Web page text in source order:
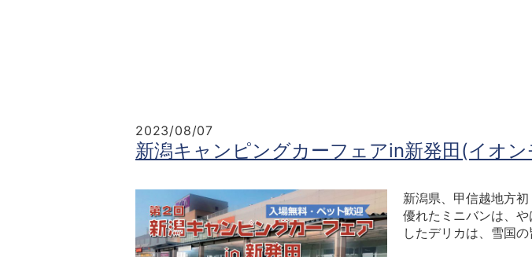
2023/08/07
新潟キャンピングカーフェアin新発田(イオ
新潟県、甲信越地方
優れたミニバンは、
したデリカは、雪国